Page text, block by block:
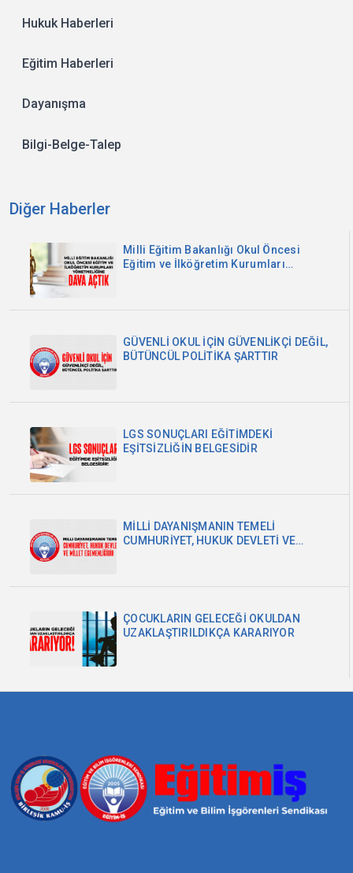
Hukuk Haberleri
Eğitim Haberleri
Dayanışma
Bilgi-Belge-Talep
Diğer Haberler
Milli Eğitim Bakanlığı Okul Öncesi
Eğitim ve İlköğretim Kurumları
GÜVENLİ OKUL İÇİN GÜVENLİKÇİ DEĞİL,
BÜTÜNCÜL POLİTİKA ŞARTTIR
LGS SONUÇLARI EĞİTİMDEKİ
EŞİTSİZLİĞİN BELGESİDİR
MİLLİ DAYANIŞMANIN TEMELİ
CUMHURİYET, HUKUK DEVLETİ VE
ÇOCUKLARIN GELECEĞİ OKULDAN
UZAKLAŞTIRILDIKÇA KARARIYOR